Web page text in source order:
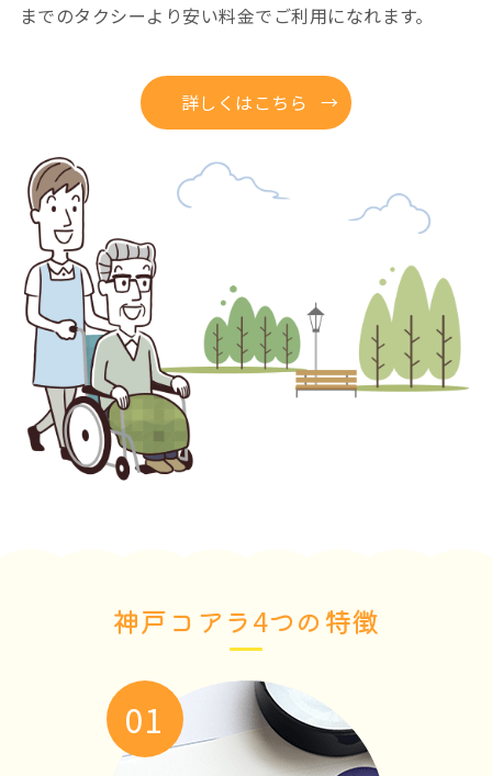
までのタクシーより安い料金でご利用になれます。
詳しくはこちら
神戸コアラ4つの特徴
01